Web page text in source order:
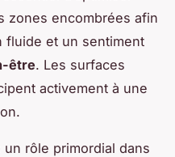
zones encombrées afin
fluide et un sentiment
être. Les surfaces
activement à une
rôle primordial dans